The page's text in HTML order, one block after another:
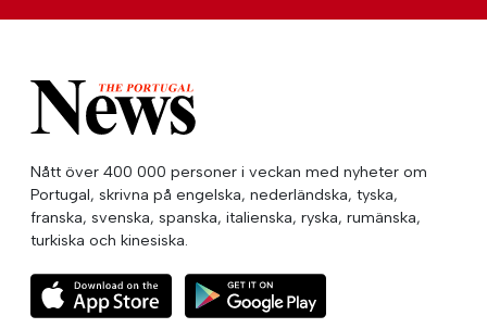
Nått över 400 000 personer i veckan med nyheter om
Portugal, skrivna på engelska, nederländska, tyska,
franska, svenska, spanska, italienska, ryska, rumänska,
turkiska och kinesiska.